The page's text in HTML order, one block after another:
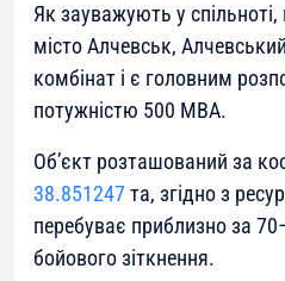
Як зауважують у спільноті,
місто Алчевськ,
комбінат і є головним
потужністю 500 МВА.
Об’єкт розташований за
38.851247 та, згідно з
перебуває приблизно за
бойового зіткнення.